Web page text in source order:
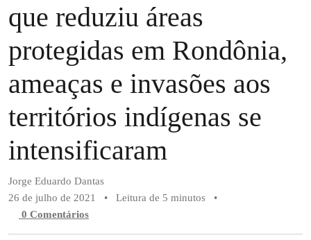
que reduziu áreas
protegidas em Rondônia,
ameaças e invasões aos
territórios indígenas se
intensificaram
Jorge Eduardo Dantas
26 de julho de 2021
• Leitura de 5 minutos
•
0 Comentários